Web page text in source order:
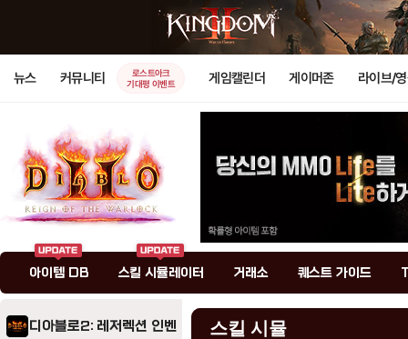
뉴스 커뮤니티
로스트아크
기대평 이벤트
게임캘린더 게이머존 라이브/
아이템 DB 스킬 시뮬레이터 거래소 퀘스트 가이드
디아블로2: 레저렉션 인벤 스킬 시뮬